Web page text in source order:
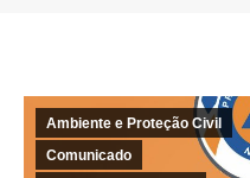
Ambiente e Proteção Civil
Comunicado